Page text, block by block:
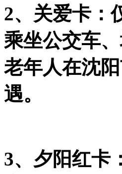
2、关爱卡：
乘坐公交车
老年人在沈
遇。
3、夕阳红卡